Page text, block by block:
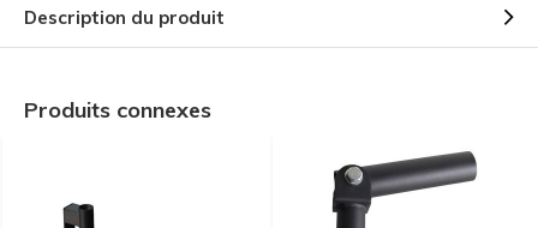
Description du produit
Produits connexes